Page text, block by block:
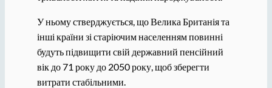
У ньому стверджується, що Велика Британія та
інші країни зі старіючим населенням повинні
будуть підвищити свій державний пенсійний
вік до 71 року до 2050 року, щоб зберегти
витрати стабільними.